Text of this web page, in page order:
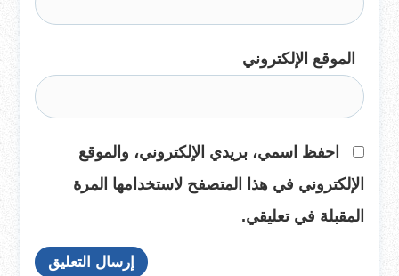
الموقع الإلكتروني
احفظ اسمي، بريدي الإلكتروني، والموقع
الإلكتروني في هذا المتصفح لاستخدامها المرة
المقبلة في تعليقي.